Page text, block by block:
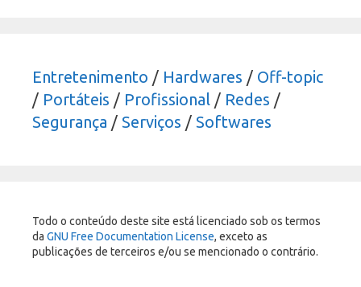
Entretenimento / Hardwares / Off-topic
/ Portáteis / Profissional / Redes /
Segurança / Serviços / Softwares
Todo o conteúdo deste site está licenciado sob os termos
da GNU Free Documentation License, exceto as
publicações de terceiros e/ou se mencionado o contrário.